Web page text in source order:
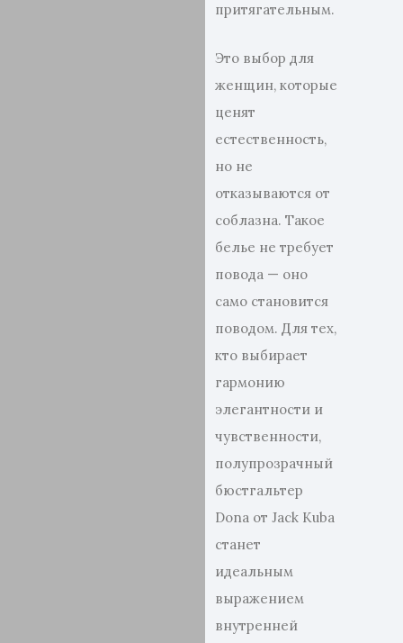
притягательным.
Это выбор для
женщин, которые
ценят
естественность,
но не
отказываются от
соблазна. Такое
белье не требует
повода — оно
само становится
поводом. Для тех,
кто выбирает
гармонию
элегантности и
чувственности,
полупрозрачный
бюстгальтер
Dona от Jack Kuba
станет
идеальным
выражением
внутренней